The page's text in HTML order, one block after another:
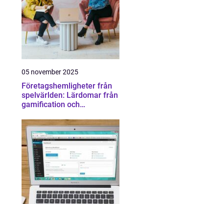
05 november 2025
Företagshemligheter från
spelvärlden: Lärdomar från
gamification och